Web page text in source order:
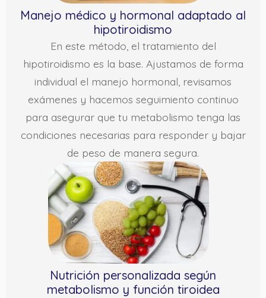
Manejo médico y hormonal adaptado al
hipotiroidismo
En este método, el tratamiento del
hipotiroidismo es la base. Ajustamos de forma
individual el manejo hormonal, revisamos
exámenes y hacemos seguimiento continuo
para asegurar que tu metabolismo tenga las
condiciones necesarias para responder y bajar
de peso de manera segura.
Nutrición personalizada según
metabolismo y función tiroidea